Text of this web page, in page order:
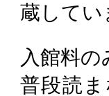
蔵してい
入館料
普段読